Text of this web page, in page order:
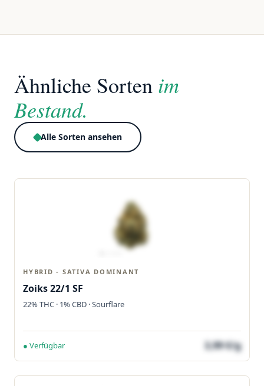
Ähnliche Sorten im
Bestand.
Alle Sorten ansehen
HYBRID - SATIVA DOMINANT
Zoiks 22/1 SF
22% THC · 1% CBD · Sourflare
● Verfügbar 3,99 €/g